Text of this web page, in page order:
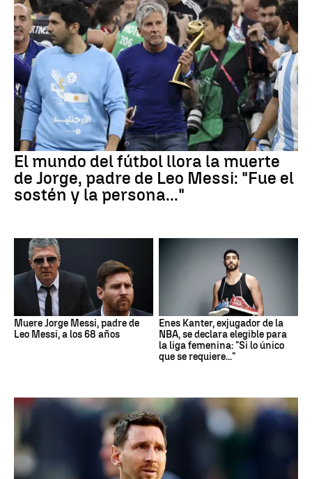
El mundo del fútbol llora la muerte
de Jorge, padre de Leo Messi: "Fue el
sostén y la persona..."
Muere Jorge Messi, padre de
Leo Messi, a los 68 años
Enes Kanter, exjugador de la
NBA, se declara elegible para
la liga femenina: "Si lo único
que se requiere..."